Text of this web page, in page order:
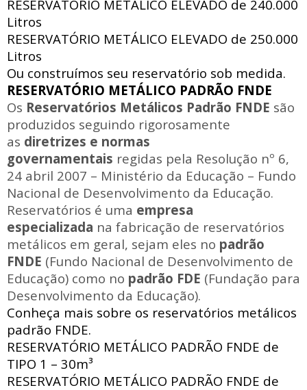
RESERVATÓRIO METÁLICO ELEVADO de 240.000
Litros
RESERVATÓRIO METÁLICO ELEVADO de 250.000
Litros
Ou construímos seu reservatório sob medida.
RESERVATÓRIO METÁLICO PADRÃO FNDE
Os Reservatórios Metálicos Padrão FNDE são
produzidos seguindo rigorosamente
as diretrizes e normas
governamentais regidas pela Resolução nº 6,
24 abril 2007 – Ministério da Educação – Fundo
Nacional de Desenvolvimento da Educação.
Reservatórios é uma empresa
especializada na fabricação de reservatórios
metálicos em geral, sejam eles no padrão
FNDE (Fundo Nacional de Desenvolvimento de
Educação) como no padrão FDE (Fundação para
Desenvolvimento da Educação).
Conheça mais sobre os reservatórios metálicos
padrão FNDE.
RESERVATÓRIO METÁLICO PADRÃO FNDE de
TIPO 1 – 30m³
RESERVATÓRIO METÁLICO PADRÃO FNDE de